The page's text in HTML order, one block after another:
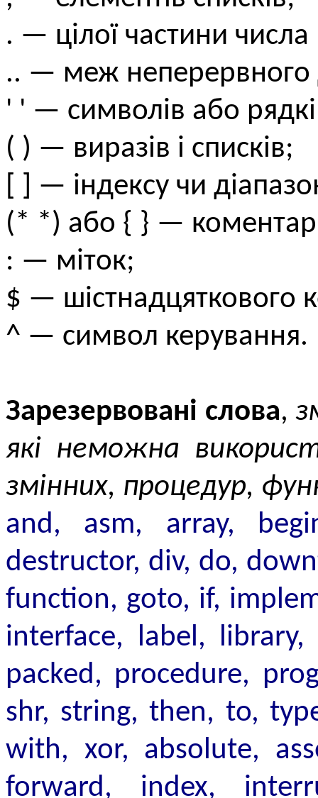
. — цілої частини числа
.. — меж неперервного
' ' — символів або
( ) — виразів і списків;
[ ] — індексу чи
(* *) або { } —
: — міток;
$ — шістнадцяткового
^ — символ керування.
Зарезервовані слова,
які неможна
змінних, процедур,
and, asm, array,
destructor, div, do,
function, goto, if,
interface, label,
packed, procedure,
shr, string, then, to,
with, xor, absolute,
forward, index,